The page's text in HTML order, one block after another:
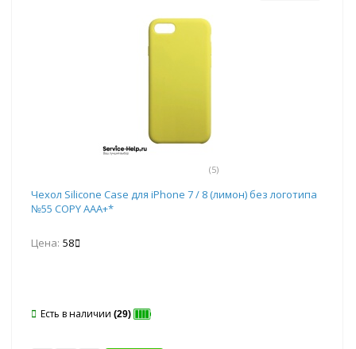
(5)
Чехол Silicone Case для iPhone 7 / 8 (лимон) без логотипа
№55 COPY AAA+*
Цена: 58
Есть в наличии (29)